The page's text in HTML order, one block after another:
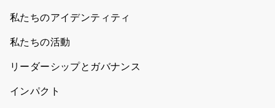
私たちのアイデンティティ
私たちの活動
リーダーシップとガバナンス
インパクト